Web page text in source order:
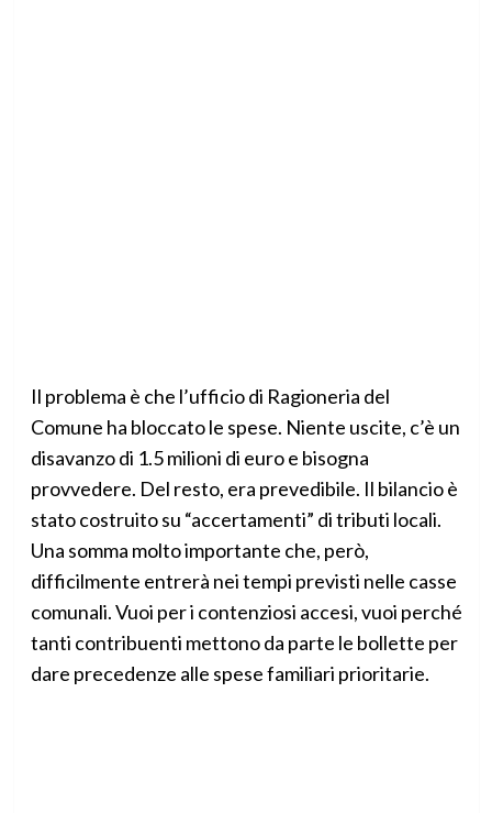
Il problema è che l’ufficio di Ragioneria del
Comune ha bloccato le spese. Niente uscite, c’è un
disavanzo di 1.5 milioni di euro e bisogna
provvedere. Del resto, era prevedibile. Il bilancio è
stato costruito su “accertamenti” di tributi locali.
Una somma molto importante che, però,
difficilmente entrerà nei tempi previsti nelle casse
comunali. Vuoi per i contenziosi accesi, vuoi perché
tanti contribuenti mettono da parte le bollette per
dare precedenze alle spese familiari prioritarie.